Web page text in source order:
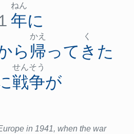
ねん
年に
ら
かえ く
帰ってきた
せんそう
戦争が
in 1941, when the war